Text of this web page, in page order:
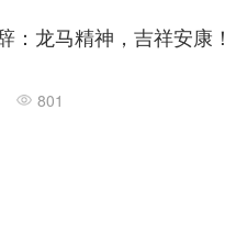
：龙马精神，吉祥安康！
801